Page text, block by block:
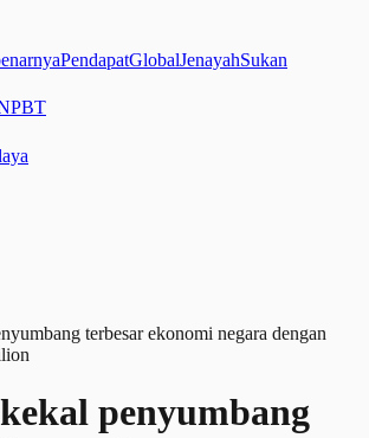
PendapatGlobalJenayahSukan
PBT
penyumbang